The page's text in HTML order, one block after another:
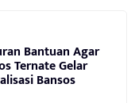
Bantuan Agar
Ternate Gelar
Bansos